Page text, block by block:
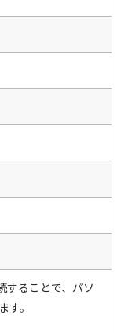
することで、パソ
。